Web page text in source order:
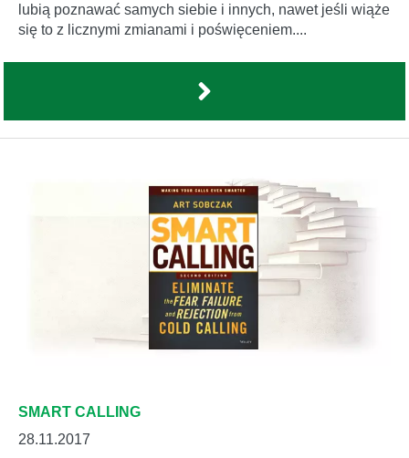
lubią poznawać samych siebie i innych, nawet jeśli wiąże
się to z licznymi zmianami i poświęceniem....
SMART CALLING
28.11.2017